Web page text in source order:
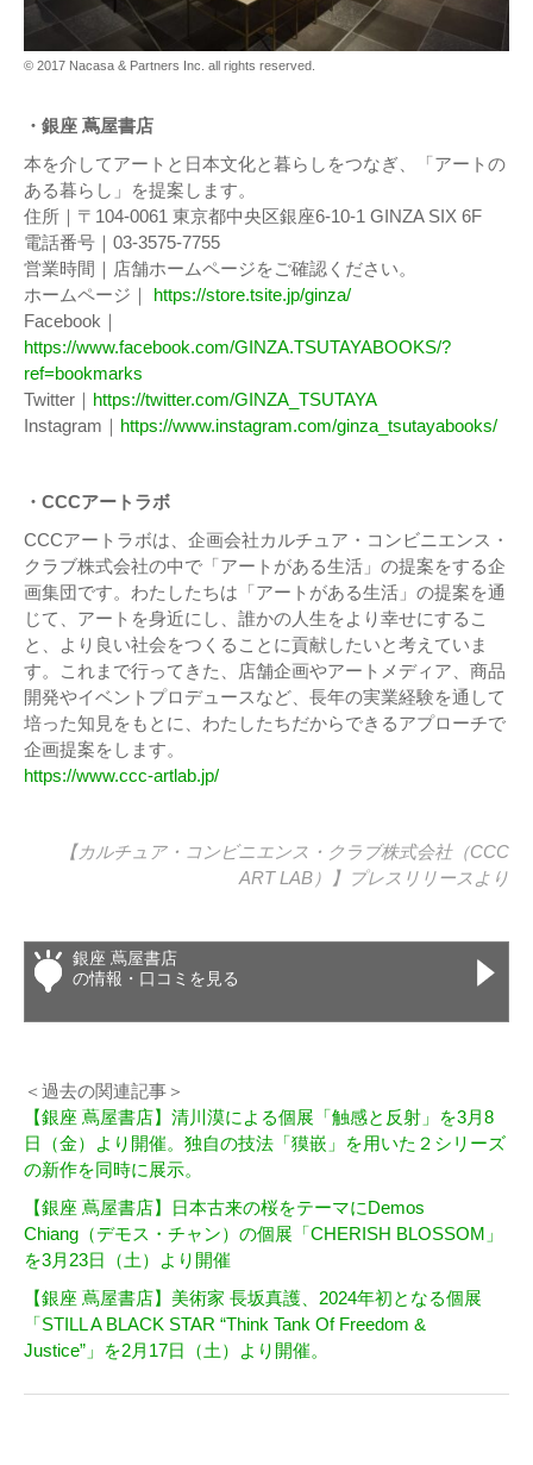
© 2017 Nacasa & Partners Inc. all rights reserved.
・銀座 蔦屋書店
本を介してアートと⽇本⽂化と暮らしをつなぎ、「アートの
ある暮らし」を提案します。
住所｜〒104-0061 東京都中央区銀座6-10-1 GINZA SIX 6F
電話番号｜03-3575-7755
営業時間｜店舗ホームページをご確認ください。
ホームページ｜
https://store.tsite.jp/ginza/
Facebook｜
https://www.facebook.com/GINZA.TSUTAYABOOKS/?
ref=bookmarks
Twitter｜
https://twitter.com/GINZA_TSUTAYA
Instagram｜
https://www.instagram.com/ginza_tsutayabooks/
・CCCアートラボ
CCCアートラボは、企画会社カルチュア・コンビニエンス・
クラブ株式会社の中で「アートがある生活」の提案をする企
画集団です。わたしたちは「アートがある生活」の提案を通
じて、アートを身近にし、誰かの人生をより幸せにするこ
と、より良い社会をつくることに貢献したいと考えていま
す。これまで行ってきた、店舗企画やアートメディア、商品
開発やイベントプロデュースなど、長年の実業経験を通して
培った知見をもとに、わたしたちだからできるアプローチで
企画提案をします。
https://www.ccc-artlab.jp/
【カルチュア・コンビニエンス・クラブ株式会社（CCC
ART LAB）】 プレスリリースより
銀座 蔦屋書店
の情報・口コミを見る
＜過去の関連記事＞
【銀座 蔦屋書店】清川漠による個展「触感と反射」を3月8
日（金）より開催。独自の技法「獏嵌」を用いた２シリーズ
の新作を同時に展示。
【銀座 蔦屋書店】⽇本古来の桜をテーマにDemos
Chiang（デモス・チャン）の個展「CHERISH BLOSSOM」
を3⽉23⽇（⼟）より開催
【銀座 蔦屋書店】美術家 長坂真護、2024年初となる個展
「STILL A BLACK STAR “Think Tank Of Freedom &
Justice”」を2月17日（土）より開催。